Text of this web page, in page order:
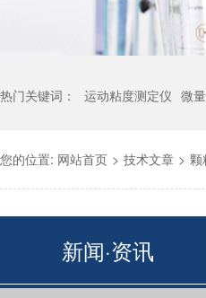
热门关键词： 运动粘度测定仪 微
您的位置: 网站首页 > 技术文章 > 颗
新闻·资讯